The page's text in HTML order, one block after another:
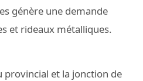
génère une demande
et rideaux métalliques.
provincial et la jonction de